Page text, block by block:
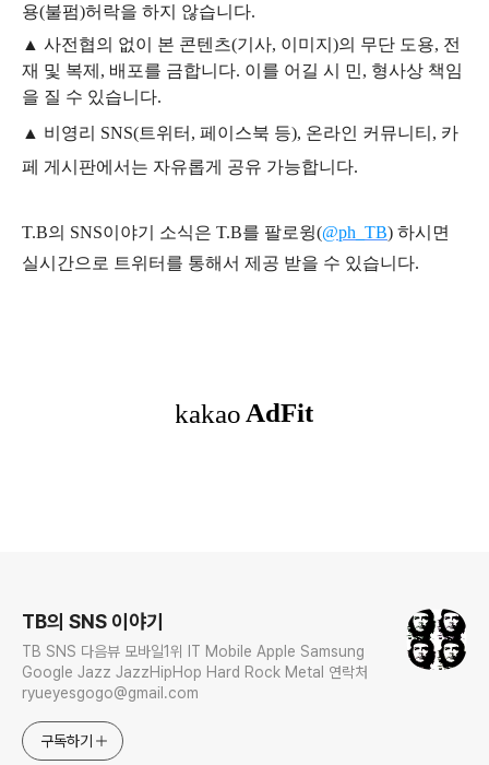
용(불펌)허락을 하지 않습니다.
▲ 사전협의 없이 본 콘텐츠(기사, 이미지)의 무단 도용, 전
재 및 복제, 배포를 금합니다. 이를 어길 시 민, 형사상 책임
을 질 수 있습니다.
▲ 비영리 SNS(트위터, 페이스북 등), 온라인 커뮤니티, 카
페 게시판에서는 자유롭게 공유 가능합니다.
T.B의 SNS이야기 소식은 T.B를 팔로윙(@ph_TB) 하시면
실시간으로 트위터를 통해서 제공 받을 수 있습니다.
TB의 SNS 이야기
TB SNS 다음뷰 모바일1위 IT Mobile Apple Samsung
Google Jazz JazzHipHop Hard Rock Metal 연락처
ryueyesgogo@gmail.com
구독하기